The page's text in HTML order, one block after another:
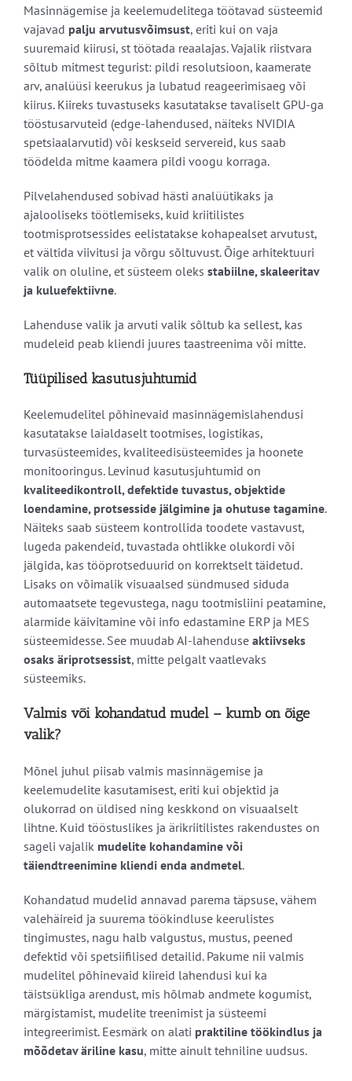
Masinnägemise ja keelemudelitega töötavad süsteemid
vajavad palju arvutusvõimsust, eriti kui on vaja
suuremaid kiirusi, st töötada reaalajas. Vajalik riistvara
sõltub mitmest tegurist: pildi resolutsioon, kaamerate
arv, analüüsi keerukus ja lubatud reageerimisaeg või
kiirus. Kiireks tuvastuseks kasutatakse tavaliselt GPU-ga
tööstusarvuteid (edge-lahendused, näiteks NVIDIA
spetsiaalarvutid) või keskseid servereid, kus saab
töödelda mitme kaamera pildi voogu korraga.
Pilvelahendused sobivad hästi analüütikaks ja
ajalooliseks töötlemiseks, kuid kriitilistes
tootmisprotsessides eelistatakse kohapealset arvutust,
et vältida viivitusi ja võrgu sõltuvust. Õige arhitektuuri
valik on oluline, et süsteem oleks stabiilne, skaleeritav
ja kuluefektiivne.
Lahenduse valik ja arvuti valik sõltub ka sellest, kas
mudeleid peab kliendi juures taastreenima või mitte.
Tüüpilised kasutusjuhtumid
Keelemudelitel põhinevaid masinnägemislahendusi
kasutatakse laialdaselt tootmises, logistikas,
turvasüsteemides, kvaliteedisüsteemides ja hoonete
monitooringus. Levinud kasutusjuhtumid on
kvaliteedikontroll, defektide tuvastus, objektide
loendamine, protsesside jälgimine ja ohutuse tagamine.
Näiteks saab süsteem kontrollida toodete vastavust,
lugeda pakendeid, tuvastada ohtlikke olukordi või
jälgida, kas tööprotseduurid on korrektselt täidetud.
Lisaks on võimalik visuaalsed sündmused siduda
automaatsete tegevustega, nagu tootmisliini peatamine,
alarmide käivitamine või info edastamine ERP ja MES
süsteemidesse. See muudab AI-lahenduse aktiivseks
osaks äriprotsessist, mitte pelgalt vaatlevaks
süsteemiks.
Valmis või kohandatud mudel – kumb on õige
valik?
Mõnel juhul piisab valmis masinnägemise ja
keelemudelite kasutamisest, eriti kui objektid ja
olukorrad on üldised ning keskkond on visuaalselt
lihtne. Kuid tööstuslikes ja ärikriitilistes rakendustes on
sageli vajalik mudelite kohandamine või
täiendtreenimine kliendi enda andmetel.
Kohandatud mudelid annavad parema täpsuse, vähem
valehäireid ja suurema töökindluse keerulistes
tingimustes, nagu halb valgustus, mustus, peened
defektid või spetsiifilised detailid. Pakume nii valmis
mudelitel põhinevaid kiireid lahendusi kui ka
täistsükliga arendust, mis hõlmab andmete kogumist,
märgistamist, mudelite treenimist ja süsteemi
integreerimist. Eesmärk on alati praktiline töökindlus ja
mõõdetav äriline kasu, mitte ainult tehniline uudsus.